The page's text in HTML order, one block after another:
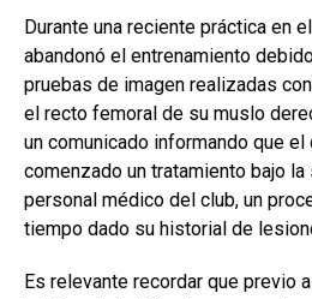
Durante una reciente práctica en
abandonó el entrenamiento
pruebas de imagen realizadas
el recto femoral de su muslo
un comunicado informando que el
comenzado un tratamiento bajo la
personal médico del club, un
tiempo dado su historial de
Es relevante recordar que previo